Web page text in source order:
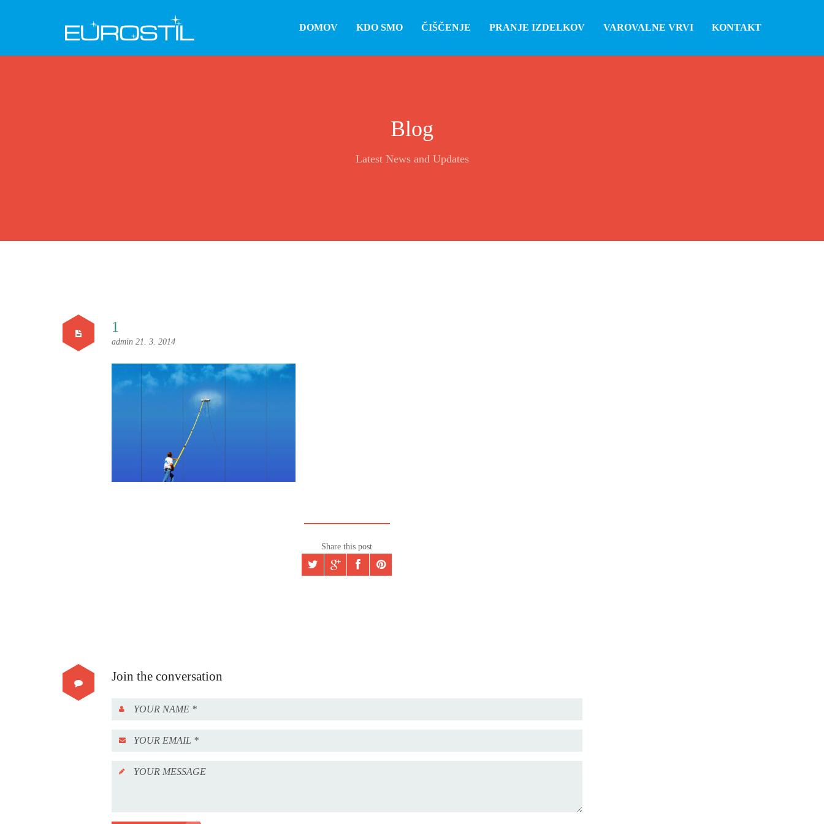
DOMOV KDO SMO ČIŠČENJE PRANJE IZDELKOV VAROVALNE VRVI KONTAKT
Blog
Latest News and Updates
1
admin 21. 3. 2014
Share this post
Join the conversation